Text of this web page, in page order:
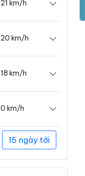
21 km/h
20 km/h
18 km/h
0 km/h
15 ngày tới